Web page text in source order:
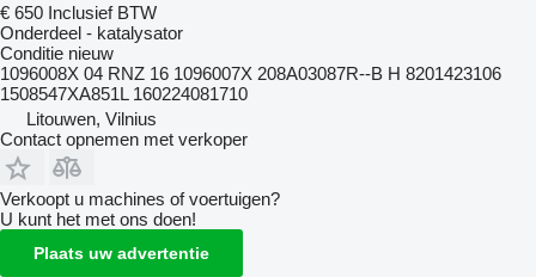
€ 650 Inclusief BTW
Onderdeel - katalysator
Conditie nieuw
1096008X 04 RNZ 16 1096007X 208A03087R--B H 8201423106
1508547XA851L 160224081710
Litouwen, Vilnius
Contact opnemen met verkoper
Verkoopt u machines of voertuigen?
U kunt het met ons doen!
Plaats uw advertentie